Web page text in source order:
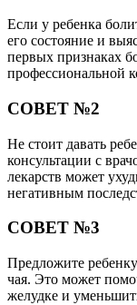
Если у ребенка
его состояние и
первых признаках
профессиональной
СОВЕТ №2
Не стоит давать
консультации с
лекарств может
негативным
СОВЕТ №3
Предложите
чая. Это может
желудке и